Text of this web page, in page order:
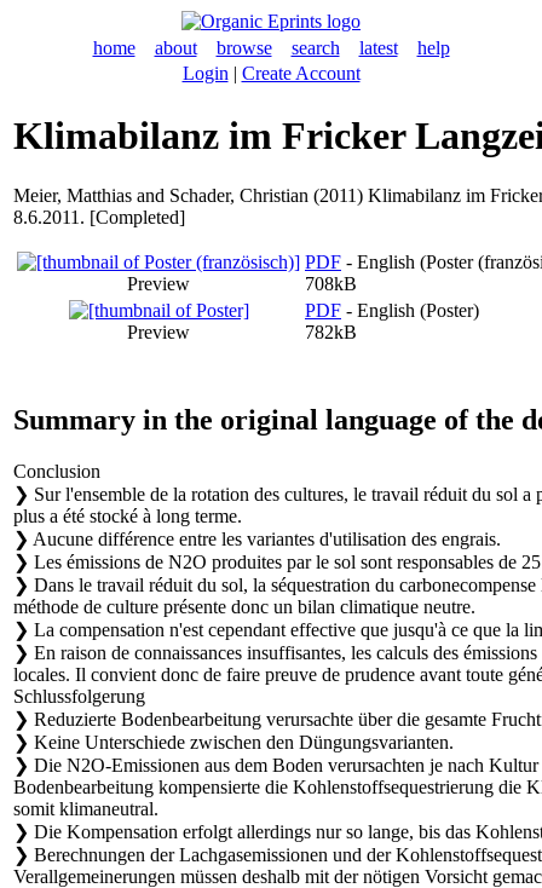
home about browse search latest
help
Login | Create Account
Klimabilanz im Fricker
Meier, Matthias and Schader, Christian (2011) Klimabilanz im
8.6.2011. [Completed]
Preview
PDF - English (Poster
708kB
Preview
PDF - English (Poster)
782kB
Summary in the original language of the
Conclusion
❯ Sur l'ensemble de la rotation des cultures, le travail réduit du sol a
plus a été stocké à long terme.
❯ Aucune différence entre les variantes d'utilisation des engrais.
❯ Les émissions de N2O produites par le sol sont responsables de
❯ Dans le travail réduit du sol, la séquestration du
méthode de culture présente donc un bilan climatique neutre.
❯ La compensation n'est cependant effective que jusqu'à ce que la
❯ En raison de connaissances insuffisantes, les calculs des
locales. Il convient donc de faire preuve de prudence avant toute
Schlussfolgerung
❯ Reduzierte Bodenbearbeitung verursachte über die gesamte
❯ Keine Unterschiede zwischen den Düngungsvarianten.
❯ Die N2O-Emissionen aus dem Boden verursachten je nach
Bodenbearbeitung kompensierte die Kohlenstoffsequestrierung die
somit klimaneutral.
❯ Die Kompensation erfolgt allerdings nur so lange, bis das
❯ Berechnungen der Lachgasemissionen und der
Verallgemeinerungen müssen deshalb mit der nötigen Vorsicht